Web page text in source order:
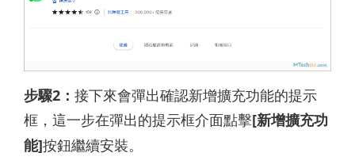
步驟2： 接下來會彈出確認新增擴充功能的提示
框，這一步在彈出的提示框介面點擊[新增擴充功
能]按鈕繼續安裝。